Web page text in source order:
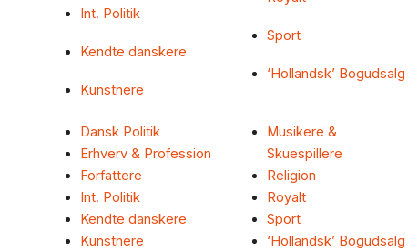
Int. Politik
Kendte danskere
Kunstnere
Sport
‘Hollandsk’ Bogudsalg
Dansk Politik
Erhverv & Profession
Forfattere
Int. Politik
Kendte danskere
Kunstnere
Musikere &
Skuespillere
Religion
Royalt
Sport
‘Hollandsk’ Bogudsalg